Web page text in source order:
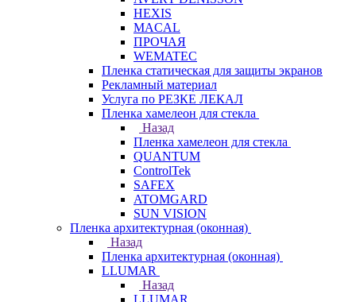
HEXIS
MACAL
ПРОЧАЯ
WEMATEC
Пленка статическая для защиты экранов
Рекламный материал
Услуга по РЕЗКЕ ЛЕКАЛ
Пленка хамелеон для стекла
Назад
Пленка хамелеон для стекла
QUANTUM
ControlTek
SAFEX
ATOMGARD
SUN VISION
Пленка архитектурная (оконная)
Назад
Пленка архитектурная (оконная)
LLUMAR
Назад
LLUMAR